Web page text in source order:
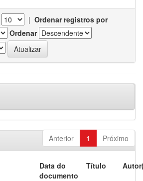
| Ordenar registros por
Ordenar
Anterior 1 Próximo
Data do
documento
Título